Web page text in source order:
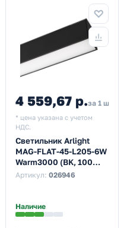
4 559,67 р.за 1 шт
* цена указана с учетом
НДС.
Светильник Arlight
MAG-FLAT-45-L205-6W
Warm3000 (BK, 100
deg, 24V)
Артикул: 026946
Наличие